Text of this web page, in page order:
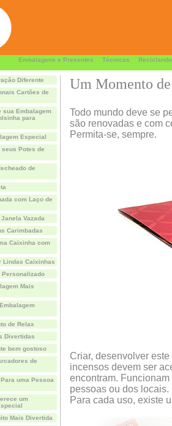
Embalagens e Presentes Técnicas Reciclando
Diferente
Cartões de
sua Embalagem
para
Especial
seus Potes de
de
com Laço de
Vazada
Carimbadas
Caixinha com
Lindas Caixinhas
Personalizado
Mais
de Relax
Divertidas
bem gostoso
de
uma Pessoa
um
Mais Divertida
Um Momento
Todo mundo deve se
são renovadas e com
Permita-se, sempre.
Criar, desenvolver
incensos devem ser
encontram.
pessoas ou dos locais.
Para cada uso, existe